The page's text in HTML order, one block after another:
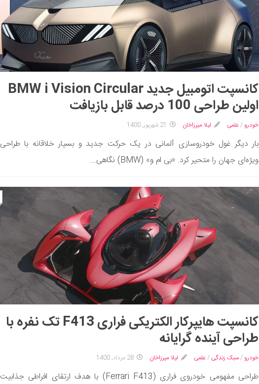
کانسپت اتومبیل جدید BMW i Vision Circular
اولین طراحی 100 درصد قابل بازیافت
خودرو /علمی لیلا میرزاخان 21 شهریور, 1400
بار دیگر غول خودروسازی آلمانی در یک حرکت جدید و بسیار خلاقانه با طراحی
ویژه‌ای جهان را متحیر کرد. «بی ام و» (BMW) نگاهی...
کانسپت هایپرکار الکتریکی فراری F413 تک نفره با
طراحی آینده گرایانه
خودرو /سبک زندگی /علمی لیلا میرزاخان 28 مرداد, 1400
طراحی مفهومی خودروی فراری (Ferrari F413) با هدف ارتقای افراطی جذابیت